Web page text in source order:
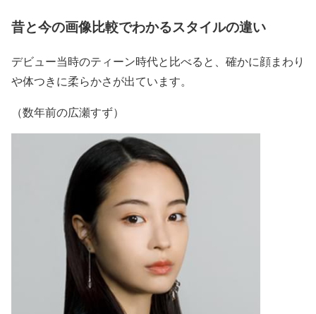
昔と今の画像比較でわかるスタイルの違い
デビュー当時のティーン時代と比べると、 確かに顔まわり
や体つきに柔らかさが出ています。
（数年前の広瀬すず）